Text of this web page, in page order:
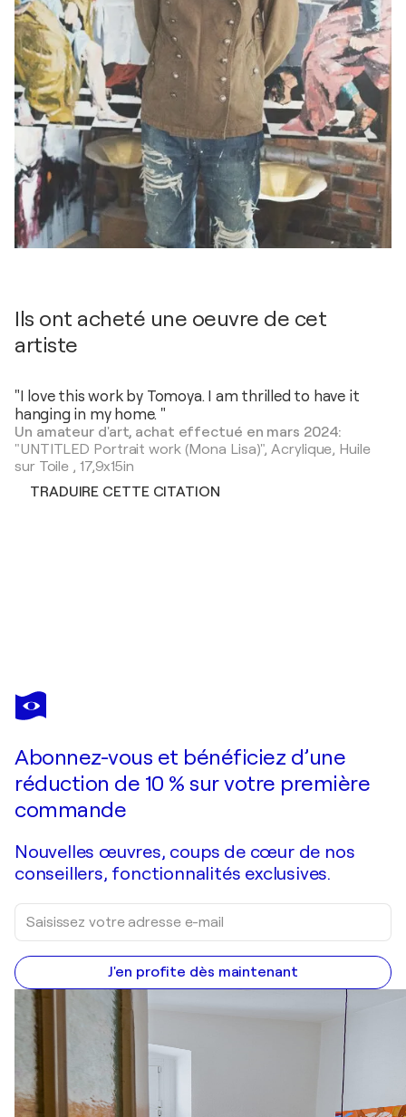
Ils ont acheté une oeuvre de cet
artiste
"I love this work by Tomoya. I am thrilled to have it
hanging in my home. "
Un amateur d'art, achat effectué en mars 2024:
"UNTITLED Portrait work (Mona Lisa)",Acrylique, Huile
sur Toile , 17,9x15in
TRADUIRE CETTE CITATION
TOMOYA NAKANO
mirror series UNTITLED Portrait
Abonnez-vous et bénéficiez d’une
réduction de 10 % sur votre première
commande
Nouvelles œuvres, coups de cœur de nos
conseillers, fonctionnalités exclusives.
J'en profite dès maintenant